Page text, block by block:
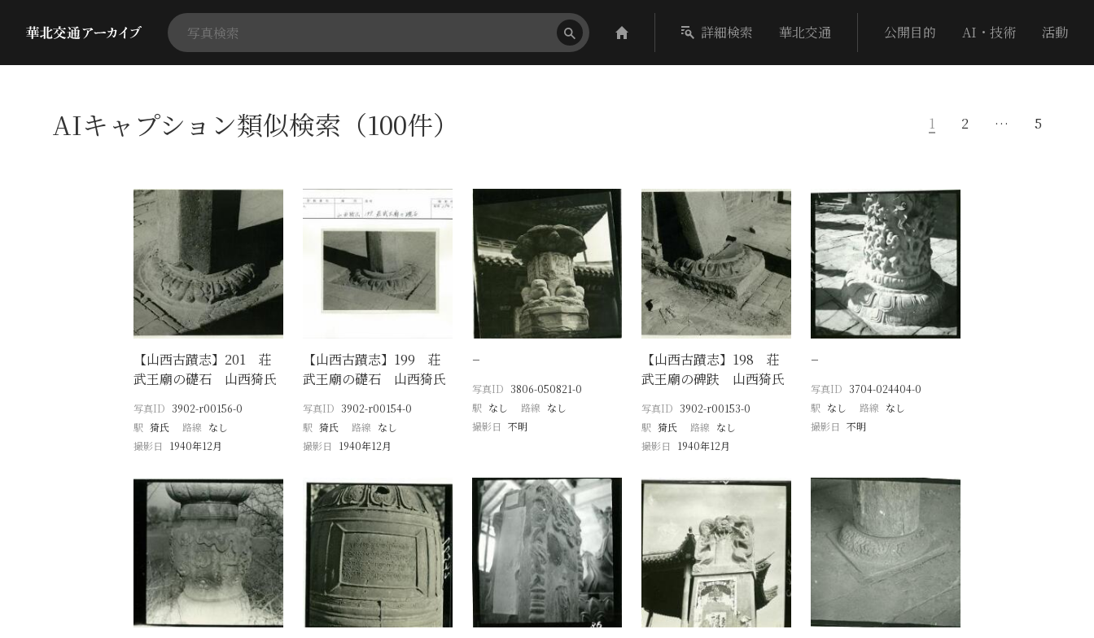
詳細検索 華北交通 公開目的 AI・技術 活動
AIキャプション類似検索（100件） 1 2 … 5
【山西古蹟志】201 荘
武王廟の礎石 山西猗氏
写真ID 3902-r00156-0
駅 猗氏 路線 なし
撮影日
1940年12月
【山西古蹟志】199 荘
武王廟の礎石 山西猗氏
写真ID 3902-r00154-0
駅 猗氏 路線 なし
撮影日
1940年12月
−
写真ID 3806-050821-0
駅 なし 路線 なし
撮影日 不明
【山西古蹟志】198 荘
武王廟の碑趺 山西猗氏
写真ID 3902-r00153-0
駅 猗氏 路線 なし
撮影日
1940年12月
−
写真ID 3704-024404-0
駅 なし 路線 なし
撮影日 不明